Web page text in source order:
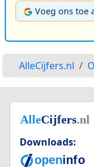
Voeg ons toe
AlleCijfers.nl
Downloads: